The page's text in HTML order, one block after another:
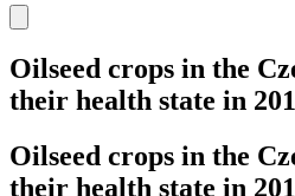
Oilseed crops in the
their health state in
Oilseed crops in the
their health state in